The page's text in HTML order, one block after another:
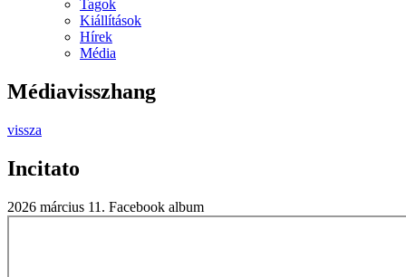
Tagok
Kiállítások
Hírek
Média
Médiavisszhang
vissza
Incitato
2026 március 11. Facebook album